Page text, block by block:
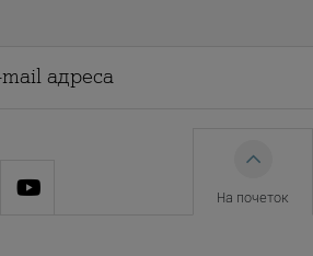
На почеток